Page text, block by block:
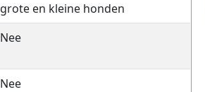
grote en kleine honden
Nee
Nee